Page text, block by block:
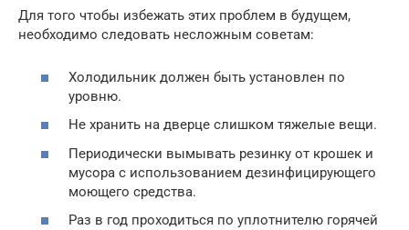
Для того чтобы избежать этих проблем в будущем,
необходимо следовать несложным советам:
Холодильник должен быть установлен по
уровню.
Не хранить на дверце слишком тяжелые вещи.
Периодически вымывать резинку от крошек и
мусора с использованием дезинфицирующего
моющего средства.
Раз в год проходиться по уплотнителю горячей